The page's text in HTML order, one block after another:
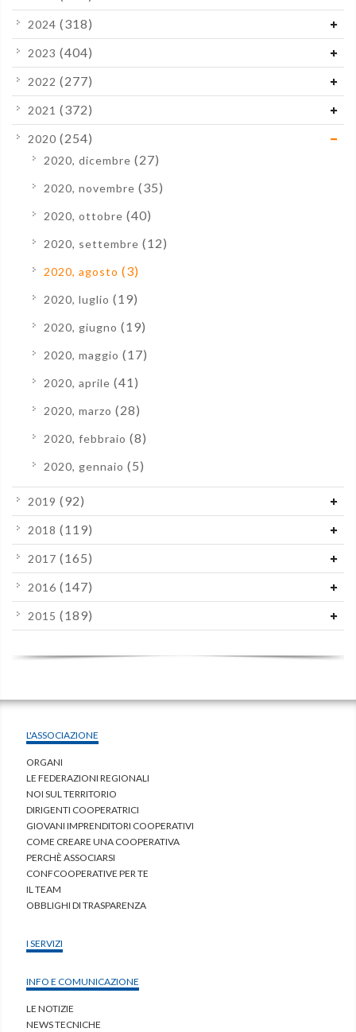
2024 (318)
2023 (404)
2022 (277)
2021 (372)
2020 (254)
2020, dicembre (27)
2020, novembre (35)
2020, ottobre (40)
2020, settembre (12)
2020, agosto (3)
2020, luglio (19)
2020, giugno (19)
2020, maggio (17)
2020, aprile (41)
2020, marzo (28)
2020, febbraio (8)
2020, gennaio (5)
2019 (92)
2018 (119)
2017 (165)
2016 (147)
2015 (189)
L'ASSOCIAZIONE
ORGANI
LE FEDERAZIONI REGIONALI
NOI SUL TERRITORIO
DIRIGENTI COOPERATRICI
GIOVANI IMPRENDITORI COOPERATIVI
COME CREARE UNA COOPERATIVA
PERCHÈ ASSOCIARSI
CONFCOOPERATIVE PER TE
IL TEAM
OBBLIGHI DI TRASPARENZA
I SERVIZI
INFO E COMUNICAZIONE
LE NOTIZIE
NEWS TECNICHE